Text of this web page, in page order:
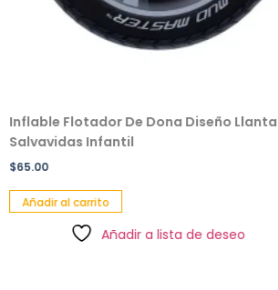
Inflable Flotador De Dona Diseño Llanta
Salvavidas Infantil
$65.00
Añadir al carrito
Añadir a lista de deseo